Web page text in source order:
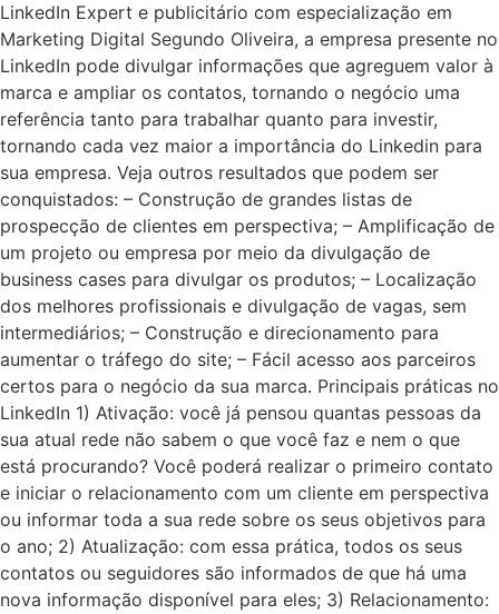
LinkedIn Expert e publicitário com especialização em
Marketing Digital Segundo Oliveira, a empresa presente no
LinkedIn pode divulgar informações que agreguem valor à
marca e ampliar os contatos, tornando o negócio uma
referência tanto para trabalhar quanto para investir,
tornando cada vez maior a importância do Linkedin para
sua empresa. Veja outros resultados que podem ser
conquistados: – Construção de grandes listas de
prospecção de clientes em perspectiva; – Amplificação de
um projeto ou empresa por meio da divulgação de
business cases para divulgar os produtos; – Localização
dos melhores profissionais e divulgação de vagas, sem
intermediários; – Construção e direcionamento para
aumentar o tráfego do site; – Fácil acesso aos parceiros
certos para o negócio da sua marca. Principais práticas no
LinkedIn 1) Ativação: você já pensou quantas pessoas da
sua atual rede não sabem o que você faz e nem o que
está procurando? Você poderá realizar o primeiro contato
e iniciar o relacionamento com um cliente em perspectiva
ou informar toda a sua rede sobre os seus objetivos para
o ano; 2) Atualização: com essa prática, todos os seus
contatos ou seguidores são informados de que há uma
nova informação disponível para eles; 3) Relacionamento: